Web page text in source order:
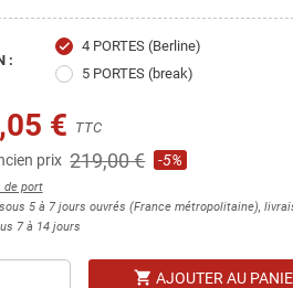
:
check
4 PORTES (Berline)
5 PORTES (break)
€ TTC
prix 219,00 € -5%
de port
5 à 7 jours ouvrés (France métropolitaine),
7 à 14 jours
shopping_cart AJOUTER AU